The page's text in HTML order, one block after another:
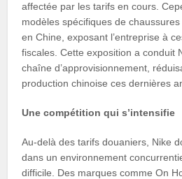
affectée par les tarifs en cours.
modèles spécifiques de
en Chine, exposant l’entreprise à
fiscales. Cette exposition a conduit
chaîne d’approvisionnement,
production chinoise ces dernières
Une compétition qui s’intensifie
Au-delà des tarifs douaniers, Nike
dans un environnement
difficile. Des marques comme On